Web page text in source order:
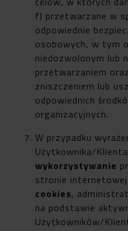
f) przetwarzane w
odpowiednie
osobowych, w tym
niedozwolonym lub
przetwarzaniem
zniszczeniem lub
odpowiednich
organizacyjnych.
W przypadku
Użytkownika/Klienta
wykorzystywanie
stronie
cookies,
na podstawie
Użytkowników/